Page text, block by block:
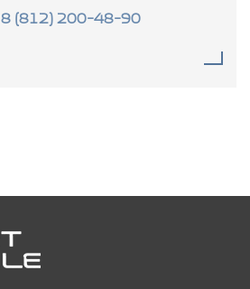
8 (812) 200-48-90